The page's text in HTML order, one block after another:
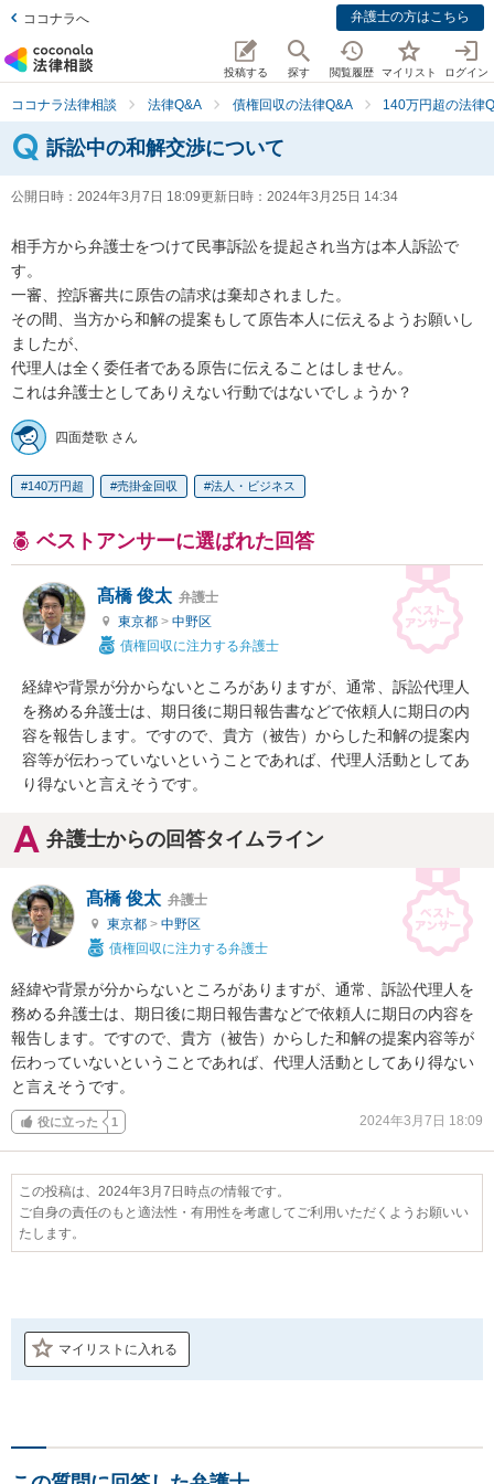
ココナラへ 弁護士の方はこちら
投稿する 探す 閲覧履歴 マイリスト ログイン
ココナラ法律相談 法律Q&A 債権回収の法律Q&A 140万円超の法律
訴訟中の和解交渉について
公開日時： 2024年3月7日 18:09更新日時： 2024年3月25日 14:34
相手方から弁護士をつけて民事訴訟を提起され当方は本人訴訟で
す。
一審、控訴審共に原告の請求は棄却されました。
その間、当方から和解の提案もして原告本人に伝えるようお願いし
ましたが、
代理人は全く委任者である原告に伝えることはしません。
これは弁護士としてありえない行動ではないでしょうか？
四面楚歌 さん
140万円超 売掛金回収 法人・ビジネス
ベストアンサーに選ばれた回答
髙橋 俊太 弁護士
東京都 > 中野区
債権回収に注力する弁護士
経緯や背景が分からないところがありますが、通常、訴訟代理人
を務める弁護士は、期日後に期日報告書などで依頼人に期日の内
容を報告します。ですので、貴方（被告）からした和解の提案内
容等が伝わっていないということであれば、代理人活動としてあ
り得ないと言えそうです。
弁護士からの回答タイムライン
髙橋 俊太 弁護士
東京都 > 中野区
債権回収に注力する弁護士
経緯や背景が分からないところがありますが、通常、訴訟代理人を
務める弁護士は、期日後に期日報告書などで依頼人に期日の内容を
報告します。ですので、貴方（被告）からした和解の提案内容等が
伝わっていないということであれば、代理人活動としてあり得ない
と言えそうです。
役に立った 1 2024年3月7日 18:09
この投稿は、2024年3月7日時点の情報です。
ご自身の責任のもと適法性・有用性を考慮してご利用いただくようお願いい
たします。
マイリストに入れる